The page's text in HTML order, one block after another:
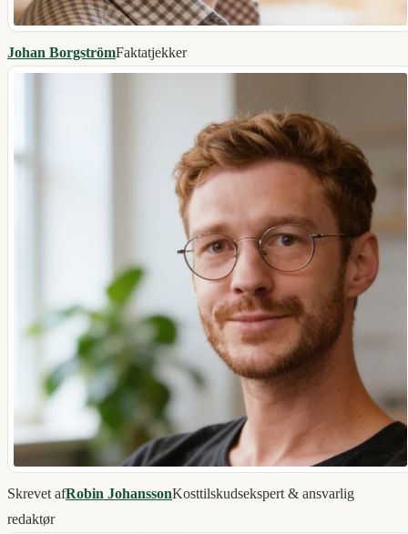
Johan BorgströmFaktatjekker
Skrevet afRobin JohanssonKosttilskudsekspert & ansvarlig
redaktør